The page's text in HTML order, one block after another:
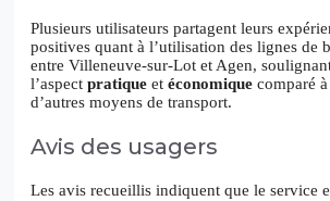
Plusieurs utilisateurs partagent leurs
positives quant à l’utilisation des lignes de
entre Villeneuve-sur-Lot et Agen,
l’aspect pratique et économique comparé à
d’autres moyens de transport.
Avis des usagers
Les avis recueillis indiquent que le service